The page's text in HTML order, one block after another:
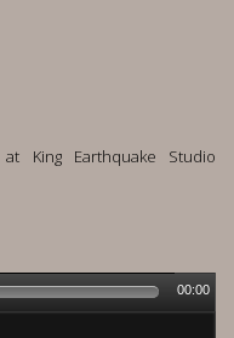
King Earthquake Studio
00:00